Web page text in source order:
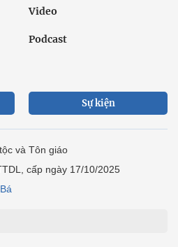
Video
Podcast
Sự kiện
và Tôn giáo
cấp ngày 17/10/2025